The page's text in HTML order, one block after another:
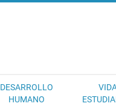
DESARROLLO
HUMANO